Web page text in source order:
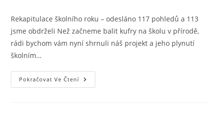
Rekapitulace školního roku – odesláno 117 pohledů a 113
jsme obdrželi Než začneme balit kufry na školu v přírodě,
rádi bychom vám nyní shrnuli náš projekt a jeho plynutí
školním…
Pokračovat Ve Čtení